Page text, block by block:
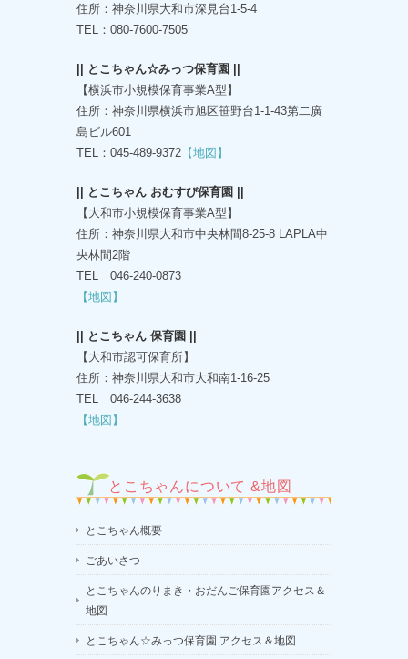
住所：神奈川県大和市深見台1-5-4
TEL：080-7600-7505
|| とこちゃん☆みっつ保育園 ||
【横浜市小規模保育事業A型】
住所：神奈川県横浜市旭区笹野台1-1-43第二廣
島ビル601
TEL：045-489-9372 【地図】
|| とこちゃん おむすび保育園 ||
【大和市小規模保育事業A型】
住所：神奈川県大和市中央林間8-25-8 LAPLA中
央林間2階
TEL 046-240-0873
【地図】
|| とこちゃん 保育園 ||
【大和市認可保育所】
住所：神奈川県大和市大和南1-16-25
TEL 046-244-3638
【地図】
とこちゃんについて &地図
とこちゃん概要
ごあいさつ
とこちゃんのりまき・おだんご保育園アクセス＆
地図
とこちゃん☆みっつ保育園 アクセス＆地図